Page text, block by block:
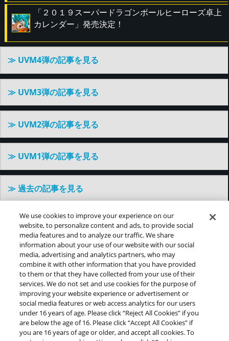
「２０１９スーパードラゴンボールヒーローズ卓上
カレンダー」発売決定！
≫ UVM4弾の記事を見る
≫ UVM3弾の記事を見る
≫ UVM2弾の記事を見る
≫ UVM1弾の記事を見る
≫ 過去の記事を見る
©バードスタジオ／集英社・東映アニメーション
推奨環境について Cookies Settings
プライバシーポリシー
このwebサイトに記載されているすべての画像・テキス
ト・データの無断転用、転載をお断りします。
開発中につき、本サイトで使用している画像と実際の商品
とは異なる場合がございます。
We use cookies to improve your experience on our
website, to personalize content and ads, to provide social
media features and to analyze our traffic. We share
information about your use of our website with our social
media, advertising and analytics partners, who may
combine it with other information that you have provided
to them or that they have collected from your use of their
services. We do not set and use cookies for the purpose of
improving your website experience or advertisement or
social media features or web access analytics for our users
under 16 years of age. Please click “Reject All Cookies” if you
are below the age of 16. Please click “Accept All Cookies” if
you are 16 years of age or older, and accept all cookies. To